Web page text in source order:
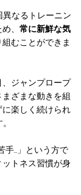
なるトレーニン
、 常に新鮮な気
むことができま
ジャンプロープ
ざまな動きを組
楽しく続けられ
手…」という方で
トネス習慣が身